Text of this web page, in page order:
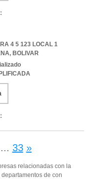
4 5 123 LOCAL 1
, BOLIVAR
... 33 »
relacionadas con la
de con